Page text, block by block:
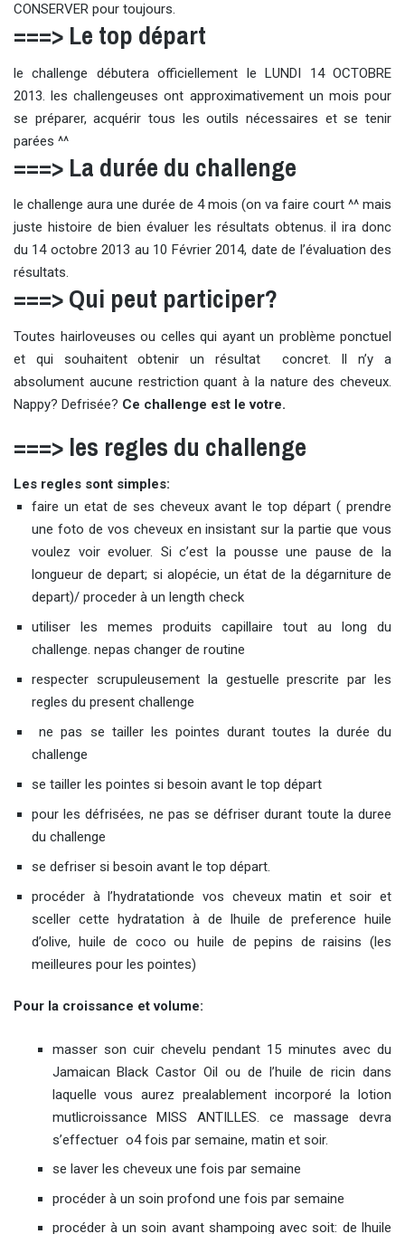
CONSERVER pour toujours.
===> Le top départ
le challenge débutera officiellement le LUNDI 14 OCTOBRE
2013. les challengeuses ont approximativement un mois pour
se préparer, acquérir tous les outils nécessaires et se tenir
parées ^^
===> La durée du challenge
le challenge aura une durée de 4 mois (on va faire court ^^ mais
juste histoire de bien évaluer les résultats obtenus. il ira donc
du 14 octobre 2013 au 10 Février 2014, date de l’évaluation des
résultats.
===> Qui peut participer?
Toutes hairloveuses ou celles qui ayant un problème ponctuel
et qui souhaitent obtenir un résultat concret. Il n’y a
absolument aucune restriction quant à la nature des cheveux.
Nappy? Defrisée? Ce challenge est le votre.
===> les regles du challenge
Les regles sont simples:
faire un etat de ses cheveux avant le top départ ( prendre
une foto de vos cheveux en insistant sur la partie que vous
voulez voir evoluer. Si c’est la pousse une pause de la
longueur de depart; si alopécie, un état de la dégarniture de
depart)/ proceder à un length check
utiliser les memes produits capillaire tout au long du
challenge. nepas changer de routine
respecter scrupuleusement la gestuelle prescrite par les
regles du present challenge
ne pas se tailler les pointes durant toutes la durée du
challenge
se tailler les pointes si besoin avant le top départ
pour les défrisées, ne pas se défriser durant toute la duree
du challenge
se defriser si besoin avant le top départ.
procéder à l’hydratationde vos cheveux matin et soir et
sceller cette hydratation à de lhuile de preference huile
d’olive, huile de coco ou huile de pepins de raisins (les
meilleures pour les pointes)
Pour la croissance et volume:
masser son cuir chevelu pendant 15 minutes avec du
Jamaican Black Castor Oil ou de l’huile de ricin dans
laquelle vous aurez prealablement incorporé la lotion
mutlicroissance MISS ANTILLES. ce massage devra
s’effectuer o4 fois par semaine, matin et soir.
se laver les cheveux une fois par semaine
procéder à un soin profond une fois par semaine
procéder à un soin avant shampoing avec soit: de lhuile